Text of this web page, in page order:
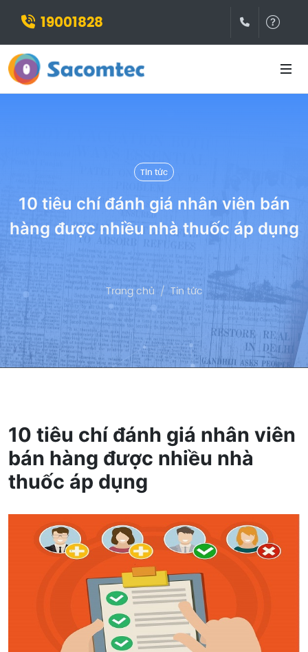
19001828
Tin tức
10 tiêu chí đánh giá nhân viên bán
hàng được nhiều nhà thuốc áp dụng
Trang chủ Tin tức
10 tiêu chí đánh giá nhân viên
bán hàng được nhiều nhà
thuốc áp dụng